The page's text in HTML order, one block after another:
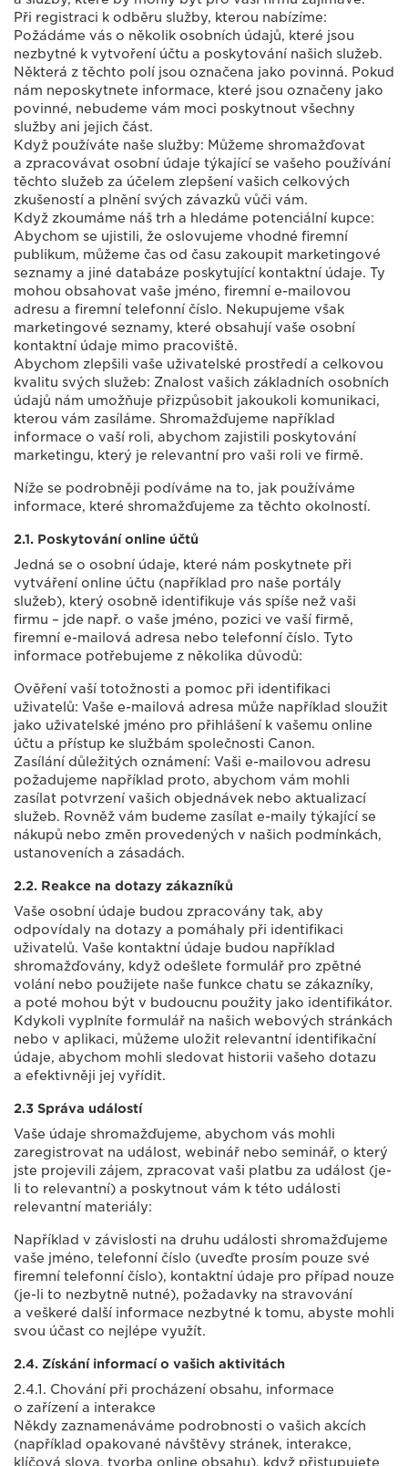
Při registraci k odběru služby, kterou nabízíme:
Požádáme vás o několik osobních údajů, které jsou
nezbytné k vytvoření účtu a poskytování našich služeb.
Některá z těchto polí jsou označena jako povinná. Pokud
nám neposkytnete informace, které jsou označeny jako
povinné, nebudeme vám moci poskytnout všechny
služby ani jejich část.
Když používáte naše služby: Můžeme shromažďovat
a zpracovávat osobní údaje týkající se vašeho používání
těchto služeb za účelem zlepšení vašich celkových
zkušeností a plnění svých závazků vůči vám.
Když zkoumáme náš trh a hledáme potenciální kupce:
Abychom se ujistili, že oslovujeme vhodné firemní
publikum, můžeme čas od času zakoupit marketingové
seznamy a jiné databáze poskytující kontaktní údaje. Ty
mohou obsahovat vaše jméno, firemní e-mailovou
adresu a firemní telefonní číslo. Nekupujeme však
marketingové seznamy, které obsahují vaše osobní
kontaktní údaje mimo pracoviště.
Abychom zlepšili vaše uživatelské prostředí a celkovou
kvalitu svých služeb: Znalost vašich základních osobních
údajů nám umožňuje přizpůsobit jakoukoli komunikaci,
kterou vám zasíláme. Shromažďujeme například
informace o vaší roli, abychom zajistili poskytování
marketingu, který je relevantní pro vaši roli ve firmě.
Níže se podrobněji podíváme na to, jak používáme
informace, které shromažďujeme za těchto okolností.
2.1. Poskytování online účtů
Jedná se o osobní údaje, které nám poskytnete při
vytváření online účtu (například pro naše portály
služeb), který osobně identifikuje vás spíše než vaši
firmu – jde např. o vaše jméno, pozici ve vaší firmě,
firemní e-mailová adresa nebo telefonní číslo. Tyto
informace potřebujeme z několika důvodů:
Ověření vaší totožnosti a pomoc při identifikaci
uživatelů: Vaše e-mailová adresa může například sloužit
jako uživatelské jméno pro přihlášení k vašemu online
účtu a přístup ke službám společnosti Canon.
Zasílání důležitých oznámení: Vaši e-mailovou adresu
požadujeme například proto, abychom vám mohli
zasílat potvrzení vašich objednávek nebo aktualizací
služeb. Rovněž vám budeme zasílat e-maily týkající se
nákupů nebo změn provedených v našich podmínkách,
ustanoveních a zásadách.
2.2. Reakce na dotazy zákazníků
Vaše osobní údaje budou zpracovány tak, aby
odpovídaly na dotazy a pomáhaly při identifikaci
uživatelů. Vaše kontaktní údaje budou například
shromažďovány, když odešlete formulář pro zpětné
volání nebo použijete naše funkce chatu se zákazníky,
a poté mohou být v budoucnu použity jako identifikátor.
Kdykoli vyplníte formulář na našich webových stránkách
nebo v aplikaci, můžeme uložit relevantní identifikační
údaje, abychom mohli sledovat historii vašeho dotazu
a efektivněji jej vyřídit.
2.3 Správa událostí
Vaše údaje shromažďujeme, abychom vás mohli
zaregistrovat na událost, webinář nebo seminář, o který
jste projevili zájem, zpracovat vaši platbu za událost (je-
li to relevantní) a poskytnout vám k této události
relevantní materiály:
Například v závislosti na druhu události shromažďujeme
vaše jméno, telefonní číslo (uveďte prosím pouze své
firemní telefonní číslo), kontaktní údaje pro případ nouze
(je-li to nezbytně nutné), požadavky na stravování
a veškeré další informace nezbytné k tomu, abyste mohli
svou účast co nejlépe využít.
2.4. Získání informací o vašich aktivitách
2.4.1. Chování při procházení obsahu, informace
o zařízení a interakce
Někdy zaznamenáváme podrobnosti o vašich akcích
(například opakované návštěvy stránek, interakce,
klíčová slova, tvorba online obsahu), když přistupujete